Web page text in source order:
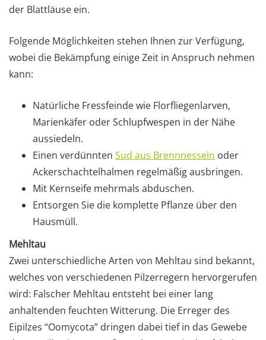
der Blattläuse ein.
Folgende Möglichkeiten stehen Ihnen zur Verfügung,
wobei die Bekämpfung einige Zeit in Anspruch nehmen
kann:
Natürliche Fressfeinde wie Florfliegenlarven,
Marienkäfer oder Schlupfwespen in der Nähe
aussiedeln.
Einen verdünnten Sud aus Brennnesseln oder
Ackerschachtelhalmen regelmäßig ausbringen.
Mit Kernseife mehrmals abduschen.
Entsorgen Sie die komplette Pflanze über den
Hausmüll.
Mehltau
Zwei unterschiedliche Arten von Mehltau sind bekannt,
welches von verschiedenen Pilzerregern hervorgerufen
wird: Falscher Mehltau entsteht bei einer lang
anhaltenden feuchten Witterung. Die Erreger des
Eipilzes “Oomycota” dringen dabei tief in das Gewebe